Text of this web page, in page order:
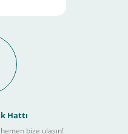
Hattı
bize ulaşın!